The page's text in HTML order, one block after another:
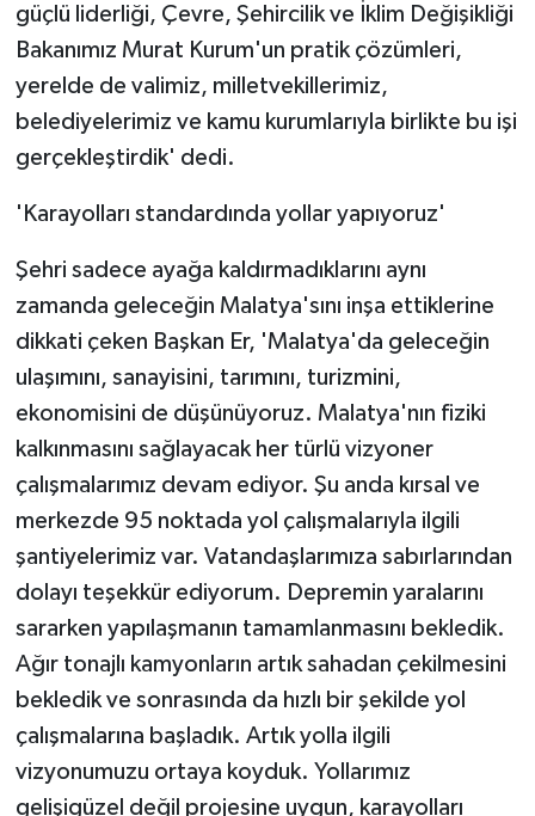
güçlü liderliği, Çevre, Şehircilik ve İklim Değişikliği
Bakanımız Murat Kurum'un pratik çözümleri,
yerelde de valimiz, milletvekillerimiz,
belediyelerimiz ve kamu kurumlarıyla birlikte bu işi
gerçekleştirdik' dedi.
'Karayolları standardında yollar yapıyoruz'
Şehri sadece ayağa kaldırmadıklarını aynı
zamanda geleceğin Malatya'sını inşa ettiklerine
dikkati çeken Başkan Er, 'Malatya'da geleceğin
ulaşımını, sanayisini, tarımını, turizmini,
ekonomisini de düşünüyoruz. Malatya'nın fiziki
kalkınmasını sağlayacak her türlü vizyoner
çalışmalarımız devam ediyor. Şu anda kırsal ve
merkezde 95 noktada yol çalışmalarıyla ilgili
şantiyelerimiz var. Vatandaşlarımıza sabırlarından
dolayı teşekkür ediyorum. Depremin yaralarını
sararken yapılaşmanın tamamlanmasını bekledik.
Ağır tonajlı kamyonların artık sahadan çekilmesini
bekledik ve sonrasında da hızlı bir şekilde yol
çalışmalarına başladık. Artık yolla ilgili
vizyonumuzu ortaya koyduk. Yollarımız
gelişigüzel değil projesine uygun, karayolları